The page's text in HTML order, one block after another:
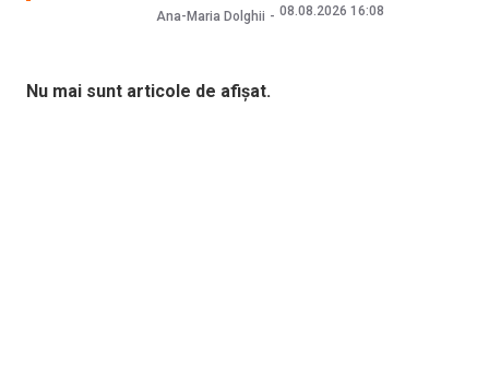
Ana-Maria Dolghii 08.08.2026 16:08
Nu mai sunt articole de afișat.